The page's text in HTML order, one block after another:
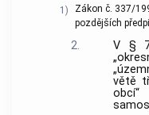
1)
Zákon č. 337/
pozdějších
2.
V §
větě